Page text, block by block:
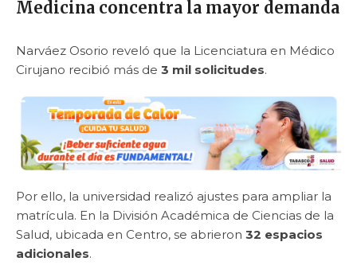
Medicina concentra la mayor demanda
Narváez Osorio reveló que la Licenciatura en Médico
Cirujano recibió más de 3 mil solicitudes.
Por ello, la universidad realizó ajustes para ampliar la
matrícula. En la División Académica de Ciencias de la
Salud, ubicada en Centro, se abrieron 32 espacios
adicionales.